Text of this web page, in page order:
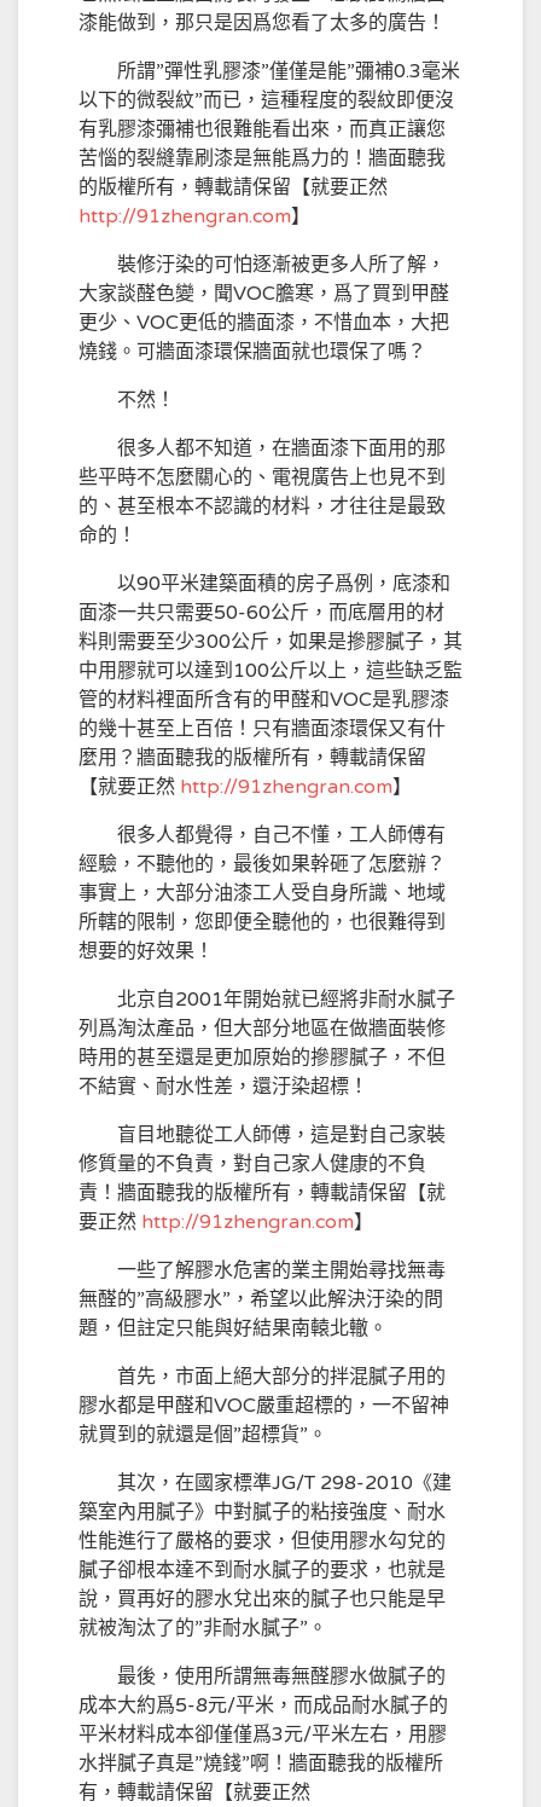
漆能做到，那只是因爲您看了太多的廣告！
所謂”彈性乳膠漆”僅僅是能”彌補0.3毫米
以下的微裂紋”而已，這種程度的裂紋即便沒
有乳膠漆彌補也很難能看出來，而真正讓您
苦惱的裂縫靠刷漆是無能爲力的！牆面聽我
的版權所有，轉載請保留【就要正然
http://91zhengran.com】
裝修汙染的可怕逐漸被更多人所了解，
大家談醛色變，聞VOC膽寒，爲了買到甲醛
更少、VOC更低的牆面漆，不惜血本，大把
燒錢。可牆面漆環保牆面就也環保了嗎？
不然！
很多人都不知道，在牆面漆下面用的那
些平時不怎麼關心的、電視廣告上也見不到
的、甚至根本不認識的材料，才往往是最致
命的！
以90平米建築面積的房子爲例，底漆和
面漆一共只需要50-60公斤，而底層用的材
料則需要至少300公斤，如果是摻膠膩子，其
中用膠就可以達到100公斤以上，這些缺乏監
管的材料裡面所含有的甲醛和VOC是乳膠漆
的幾十甚至上百倍！只有牆面漆環保又有什
麼用？牆面聽我的版權所有，轉載請保留
【就要正然 http://91zhengran.com】
很多人都覺得，自己不懂，工人師傅有
經驗，不聽他的，最後如果幹砸了怎麼辦？
事實上，大部分油漆工人受自身所識、地域
所轄的限制，您即便全聽他的，也很難得到
想要的好效果！
北京自2001年開始就已經將非耐水膩子
列爲淘汰產品，但大部分地區在做牆面裝修
時用的甚至還是更加原始的摻膠膩子，不但
不結實、耐水性差，還汙染超標！
盲目地聽從工人師傅，這是對自己家裝
修質量的不負責，對自己家人健康的不負
責！牆面聽我的版權所有，轉載請保留【就
要正然 http://91zhengran.com】
一些了解膠水危害的業主開始尋找無毒
無醛的”高級膠水”，希望以此解決汙染的問
題，但註定只能與好結果南轅北轍。
首先，市面上絕大部分的拌混膩子用的
膠水都是甲醛和VOC嚴重超標的，一不留神
就買到的就還是個”超標貨”。
其次，在國家標準JG/T 298-2010《建
築室內用膩子》中對膩子的粘接強度、耐水
性能進行了嚴格的要求，但使用膠水勾兌的
膩子卻根本達不到耐水膩子的要求，也就是
說，買再好的膠水兌出來的膩子也只能是早
就被淘汰了的”非耐水膩子”。
最後，使用所謂無毒無醛膠水做膩子的
成本大約爲5-8元/平米，而成品耐水膩子的
平米材料成本卻僅僅爲3元/平米左右，用膠
水拌膩子真是”燒錢”啊！牆面聽我的版權所
有，轉載請保留【就要正然